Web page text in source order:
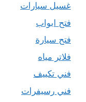
غسيل سيارات
فتح ابواب
فتح سيارة
فلاتر مياه
فني تكييف
فني رسيفرات